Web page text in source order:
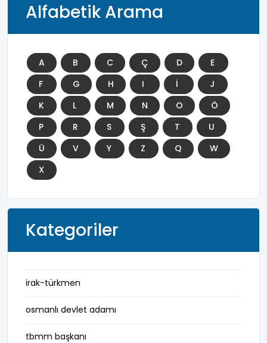
Alfabetik Arama
A B C Ç D
E
F
G H I İ
J
K
L M N O
Ö
P
R S Ş T
U
Ü
V Y Z Q
W
X
Kategoriler
irak-türkmen
osmanlı devlet adamı
tbmm başkanı